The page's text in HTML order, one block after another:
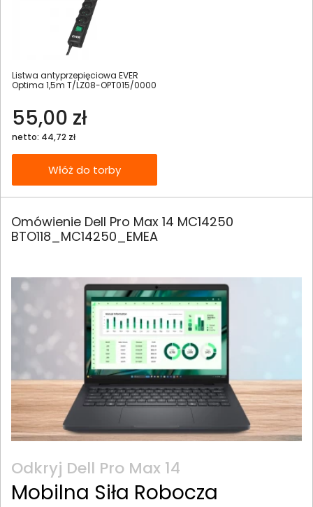
Listwa antyprzepięciowa EVER
Optima 1,5m T/LZ08-OPT015/0000
55,00 zł
netto: 44,72 zł
Włóż do torby
Omówienie Dell Pro Max 14 MC14250
BTO118_MC14250_EMEA
Odkryj Dell Pro Max 14
Mobilna Siła Robocza